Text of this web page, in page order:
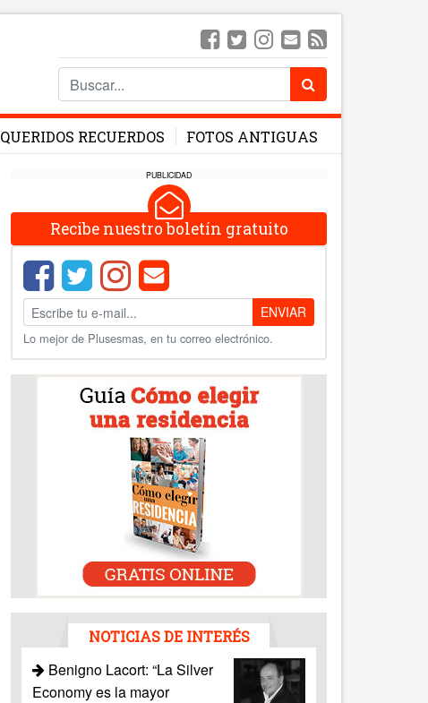
QUERIDOS RECUERDOS FOTOS ANTIGUAS
PUBLICIDAD
Recibe nuestro boletín gratuito
ENVIAR
Lo mejor de Plusesmas, en tu correo electrónico.
NOTICIAS DE INTERÉS
Benigno Lacort: “La Silver
Economy es la mayor